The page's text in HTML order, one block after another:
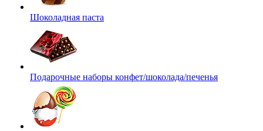
Шоколадная паста
Подарочные наборы конфет/шоколада/печенья